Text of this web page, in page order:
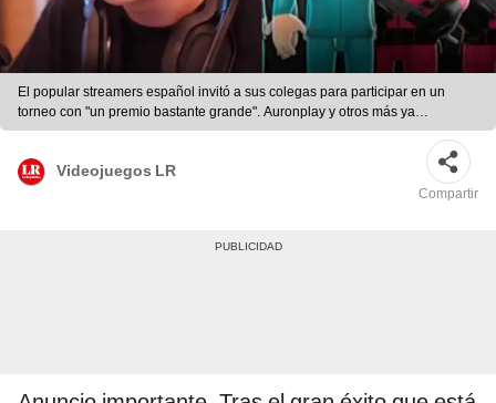
El popular streamers español invitó a sus colegas para participar en un
torneo con "un premio bastante grande". Auronplay y otros más ya
confirmaron su participación. Foto: composición LR
Videojuegos LR
Compartir